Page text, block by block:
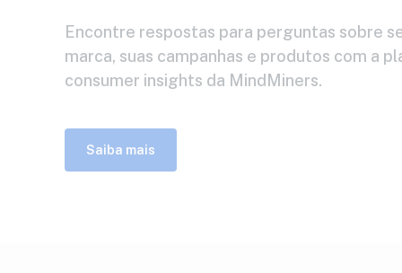
Encontre respostas para perguntas sobre
marca, suas campanhas e produtos com a
consumer insights da MindMiners.
Saiba mais